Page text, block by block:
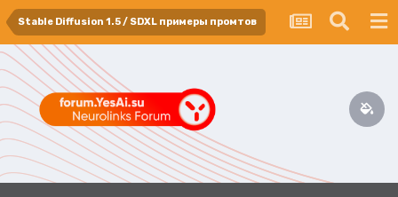
Stable Diffusion 1.5 / SDXL примеры промтов